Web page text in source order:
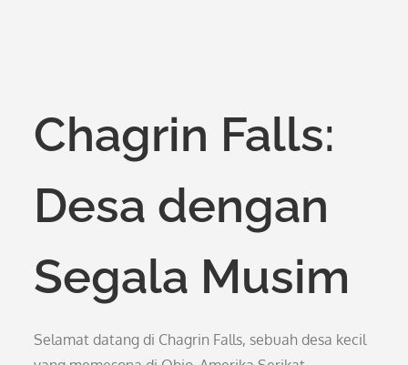
Chagrin Falls:
Desa dengan
Segala Musim
Selamat datang di Chagrin Falls, sebuah desa kecil